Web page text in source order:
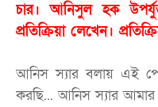
চার। আনিসুল হক
প্রতিক্রিয়া লেখেন।
আনিস স্যার বলায় এই
করছি... আনিস স্যার